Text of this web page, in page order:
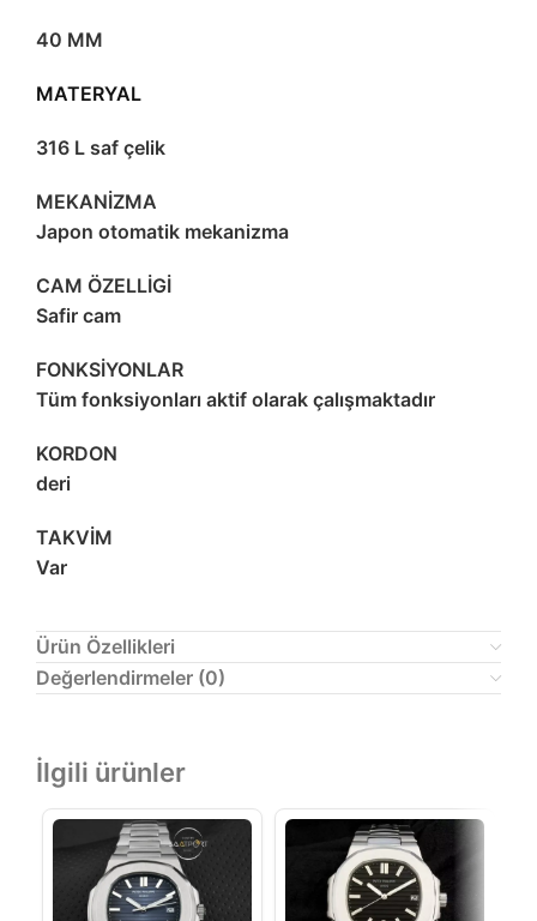
40 MM
MATERYAL
316 L saf çelik
MEKANİZMA
Japon otomatik mekanizma
CAM ÖZELLİGİ
Safir cam
FONKSİYONLAR
Tüm fonksiyonları aktif olarak çalışmaktadır
KORDON
deri
TAKVİM
Var
Ürün Özellikleri
Değerlendirmeler (0)
İlgili ürünler